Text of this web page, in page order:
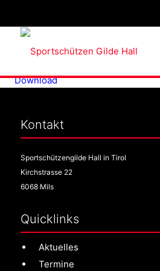
2 LG Frauen
Download
Kontakt
Sportschützengilde Hall in Tirol
Kirchstrasse 22
6068 Mils
Quicklinks
Aktuelles
Termine